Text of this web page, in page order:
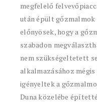
megfelelő
után épült
előnyösek, hogy a
szabadon
nem szükségeltetett
alkalmazásához
igényeltek a
Duna közelébe